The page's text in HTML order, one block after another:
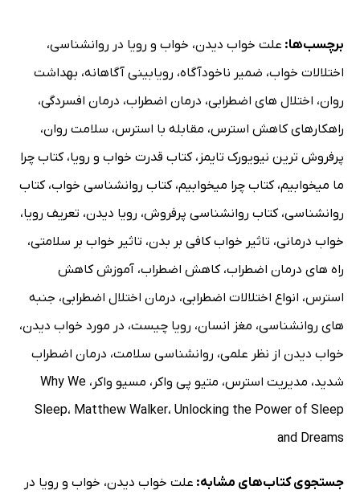
برچسب‌ها: علت خواب دیدن، خواب و رویا در روانشناسی،
اختلالات خواب، ضمیر ناخودآگاه، رویابینی آگاهانه، بهداشت
روان، اختلال های اضطرابی، درمان اضطراب، درمان افسردگی،
راهکارهای کاهش استرس، مقابله با استرس، سلامت روان،
پرفروش ترین نیویورک تایمز ،کتاب قدرت خواب و رویا،کتاب چرا
ما میخوابیم،کتاب چرا میخوابیم،کتاب روانشناسی خواب،کتاب
روانشناسی،کتاب روانشناسی پرفروش، رویا دیدن، تعریف رویا،
خواب درمانی، تاثیر خواب کافی بر بدن، تاثیر خواب بر سلامتی،
راه های درمان اضطراب،کاهش اضطراب، آموزش کاهش
استرس، انواع اختلالات اضطرابی، درمان اختلال اضطرابی، جنبه
های روانشناسی، مغز انسان، رویا چیست، در مورد خواب دیدن،
خواب دیدن از نظر علمی، روانشناسی سلامت، درمان اضطراب
شدید، مدیریت استرس، متیو پی واکر ، مسیو واکر ، Why We
Sleep، Matthew Walker، Unlocking the Power of Sleep
and Dreams
جستجوی کتاب‌های مشابه: علت خواب دیدن، خواب و رویا در